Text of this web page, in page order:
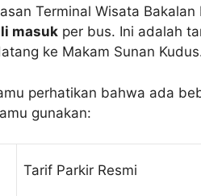
Terminal Wisata
masukper bus. Ini adalah
ke Makam Sunan
perhatikan bahwa ada
gunakan:
Tarif Parkir Resmi